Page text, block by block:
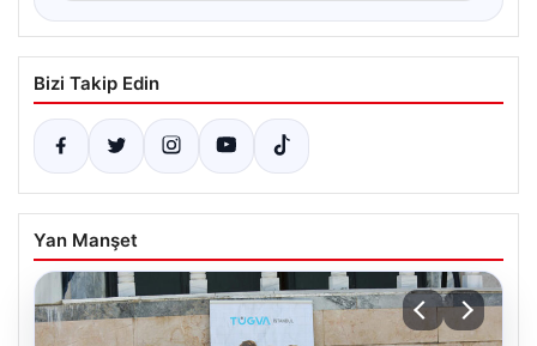
Bizi Takip Edin
Yan Manşet